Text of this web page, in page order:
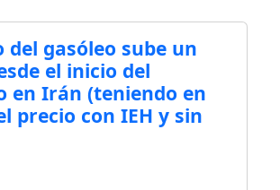
del gasóleo sube un
el inicio del
en Irán (teniendo en
precio con IEH y sin